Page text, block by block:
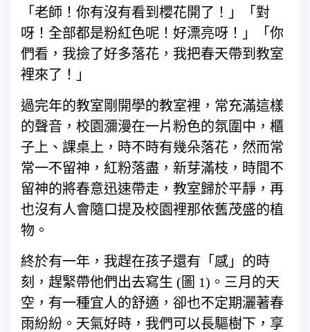
「老師！你有沒有看到櫻花開了！」「對
呀！全部都是粉紅色呢！好漂亮呀！」「你
們看，我撿了好多落花，我把春天帶到教室
裡來了！」
過完年的教室剛開學的教室裡，常充滿這樣
的聲音，校園瀰漫在一片粉色的氛圍中，櫃
子上、課桌上，時不時有幾朵落花，然而常
常一不留神，紅粉落盡，新芽滿枝，時間不
留神的將春意迅速帶走，教室歸於平靜，再
也沒有人會隨口提及校園裡那依舊茂盛的植
物。
終於有一年，我趕在孩子還有「感」的時
刻，趕緊帶他們出去寫生 (圖 1)。三月的天
空，有一種宜人的舒適，卻也不定期灑著春
雨紛紛。天氣好時，我們可以長驅樹下，享